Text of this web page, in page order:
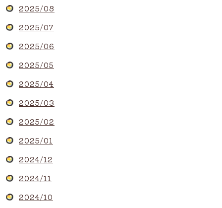
2025/08
2025/07
2025/06
2025/05
2025/04
2025/03
2025/02
2025/01
2024/12
2024/11
2024/10